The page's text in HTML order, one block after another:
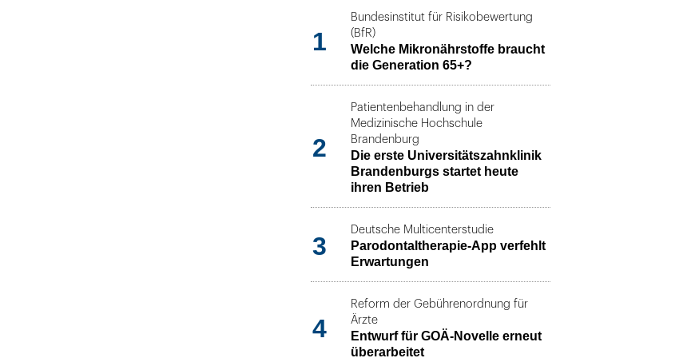
1
Bundesinstitut für Risikobewertung
(BfR)
Welche Mikronährstoffe braucht
die Generation 65+?
2
Patientenbehandlung in der
Medizinische Hochschule
Brandenburg
Die erste Universitätszahnklinik
Brandenburgs startet heute
ihren Betrieb
3
Deutsche Multicenterstudie
Parodontaltherapie-App verfehlt
Erwartungen
4
Reform der Gebührenordnung für
Ärzte
Entwurf für GOÄ-Novelle erneut
überarbeitet